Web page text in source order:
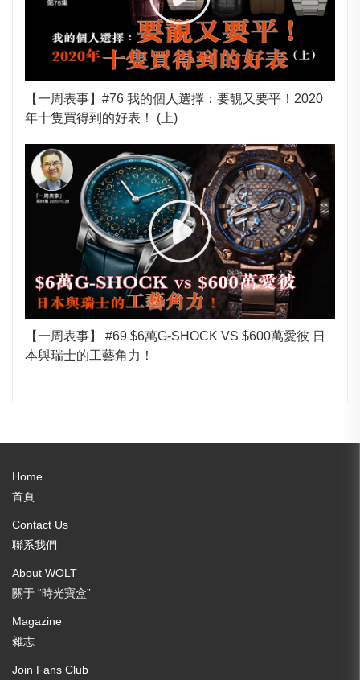
【一周表事】#76 我的個人選擇：要靚又要平！2020
年十隻買得到的好表！ (上)
【一周表事】 #69 $6萬G-SHOCK VS $600萬愛彼 日
本與瑞士的工藝角力！
Home
首頁
Contact Us
聯系我們
About WOLT
關于 “時光寶盒”
Magazine
雜志
Join Fans Club